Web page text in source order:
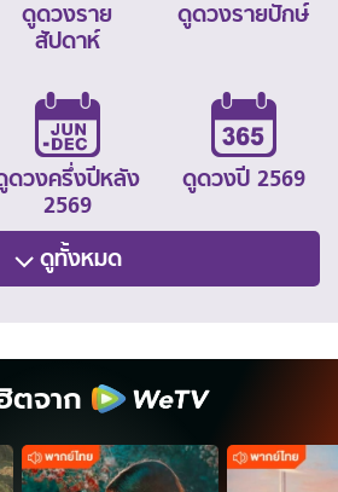
ดูดวงราย
สัปดาห์
ดูดวงรายปักษ์
ดวงครึ่งปีหลัง
2569
ดูดวงปี 2569
ดูทั้งหมด
ตจาก